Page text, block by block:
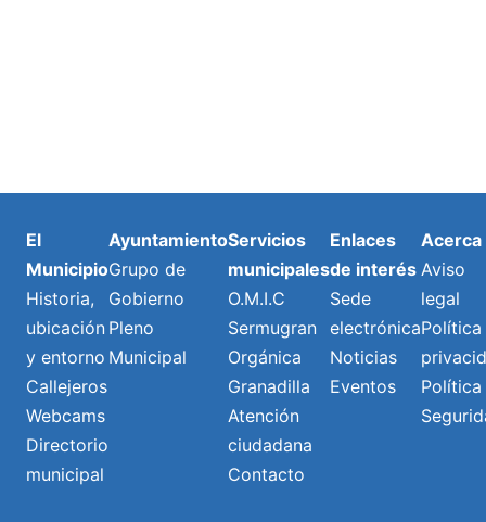
El
Municipio
Historia,
ubicación
y entorno
Callejeros
Webcams
Directorio
municipal
Ayuntamiento
Grupo de
Gobierno
Pleno
Municipal
Servicios
municipales
O.M.I.C
Sermugran
Orgánica
Granadilla
Atención
ciudadana
Contacto
Enlaces
de interés
Sede
electrónica
Noticias
Eventos
Acerca
Aviso
legal
Política
Política